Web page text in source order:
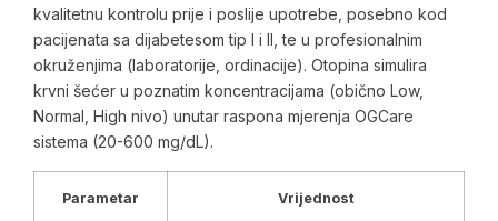
kvalitetnu kontrolu prije i poslije upotrebe, posebno kod
pacijenata sa dijabetesom tip I i II, te u profesionalnim
okruženjima (laboratorije, ordinacije). Otopina simulira
krvni šećer u poznatim koncentracijama (obično Low,
Normal, High nivo) unutar raspona mjerenja OGCare
sistema (20-600 mg/dL).
Parametar Vrijednost